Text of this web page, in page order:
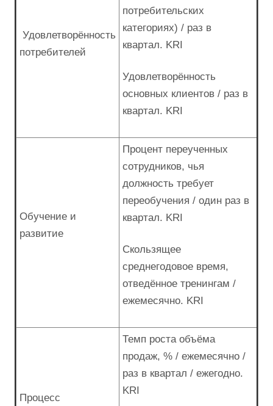
Удовлетворённость
потребителей
потребительских
категориях) / раз в
квартал. KRI
Удовлетворённость
основных клиентов / раз в
квартал. KRI
Обучение и
развитие
Процент переученных
сотрудников, чья
должность требует
переобучения / один раз в
квартал. KRI
Скользящее
среднегодовое время,
отведённое тренингам /
ежемесячно. KRI
Процесс
Темп роста объёма
продаж, % / ежемесячно /
раз в квартал / ежегодно.
KRI